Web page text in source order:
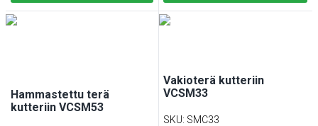
Hammastettu terä
kutteriin VCSM53
Vakioterä kutteriin
VCSM33
SKU: SMC33